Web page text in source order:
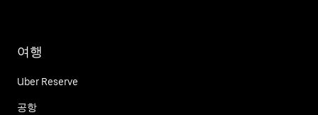
여행
Uber Reserve
공항